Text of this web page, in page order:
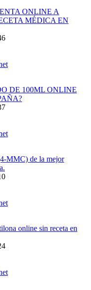
ONLINE A
MÉDICA EN
DE 100ML ONLINE
MMC) de la mejor
online sin receta en